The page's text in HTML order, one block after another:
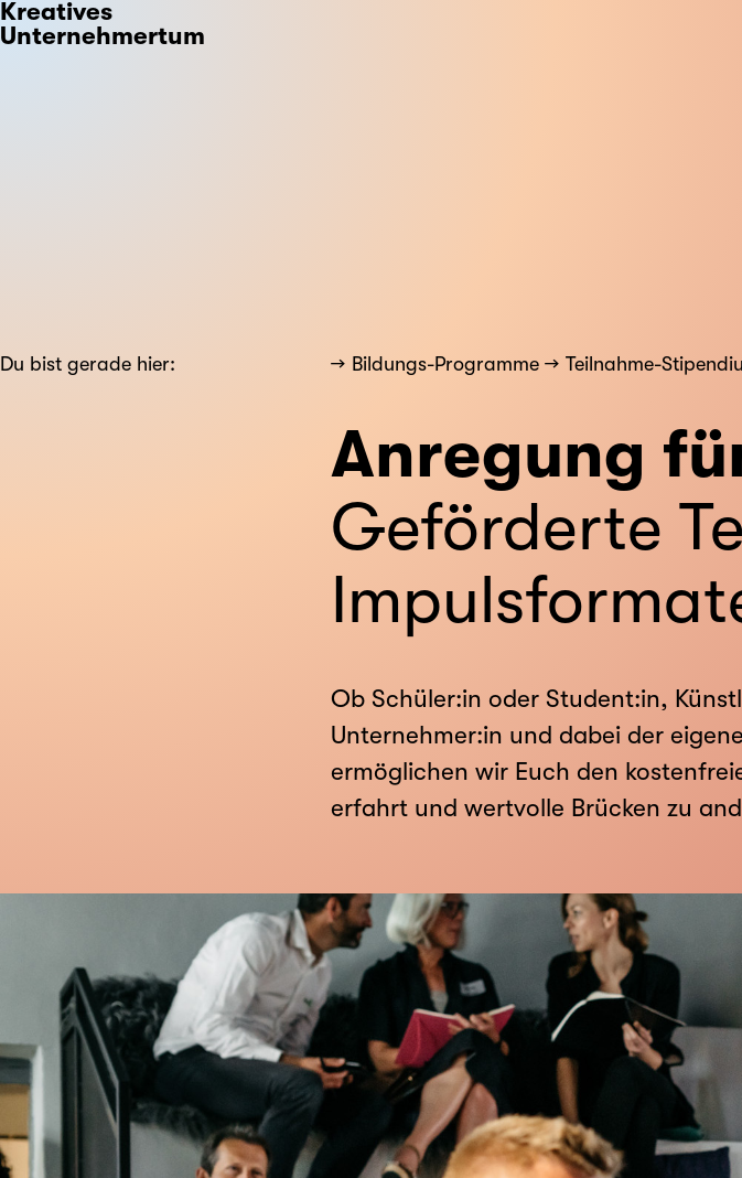
Kreatives
Unternehmertum
Du bist gerade hier: Bildungs-Programme Teilnahme-
Anregung
Geförderte
Ob Schüler:in oder Student:in,
Unternehmer:in und dabei der
ermöglichen wir Euch den
erfahrt und wertvolle Brücken zu